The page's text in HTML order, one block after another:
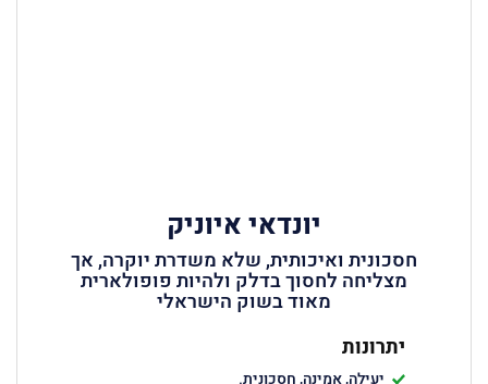
יונדאי איוניק
חסכונית ואיכותית, שלא משדרת יוקרה, אך
מצליחה לחסוך בדלק ולהיות פופולארית
מאוד בשוק הישראלי
יתרונות
יעילה, אמינה, חסכונית.